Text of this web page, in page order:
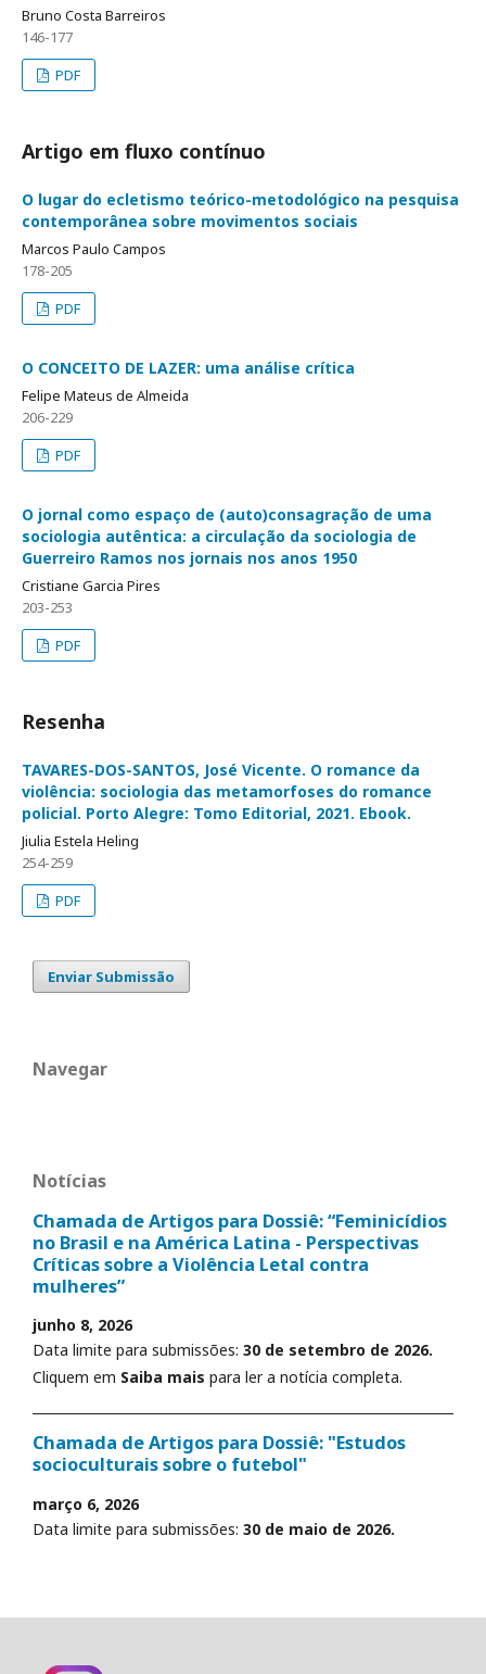
Bruno Costa Barreiros
146-177
PDF
Artigo em fluxo contínuo
O lugar do ecletismo teórico-metodológico na pesquisa
contemporânea sobre movimentos sociais
Marcos Paulo Campos
178-205
PDF
O CONCEITO DE LAZER: uma análise crítica
Felipe Mateus de Almeida
206-229
PDF
O jornal como espaço de (auto)consagração de uma
sociologia autêntica: a circulação da sociologia de
Guerreiro Ramos nos jornais nos anos 1950
Cristiane Garcia Pires
203-253
PDF
Resenha
TAVARES-DOS-SANTOS, José Vicente. O romance da
violência: sociologia das metamorfoses do romance
policial. Porto Alegre: Tomo Editorial, 2021. Ebook.
Jiulia Estela Heling
254-259
PDF
Enviar Submissão
Navegar
Notícias
Chamada de Artigos para Dossiê: “Feminicídios
no Brasil e na América Latina - Perspectivas
Críticas sobre a Violência Letal contra
mulheres”
junho 8, 2026
Data limite para submissões: 30 de setembro de 2026.
Cliquem em Saiba mais para ler a notícia completa.
Chamada de Artigos para Dossiê: "Estudos
socioculturais sobre o futebol"
março 6, 2026
Data limite para submissões: 30 de maio de 2026.